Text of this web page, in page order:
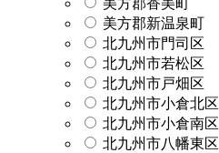
美方郡新温泉町
北九州市門司区
北九州市若松区
北九州市戸畑区
北九州市小倉北区
北九州市小倉南区
北九州市八幡東区